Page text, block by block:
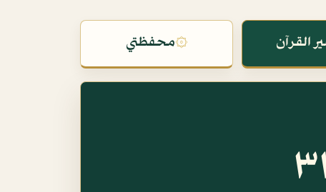
القرآن ۞محفظتي